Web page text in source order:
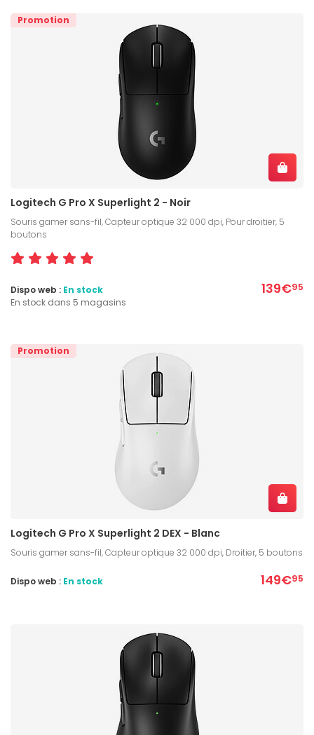
Promotion
Logitech G Pro X Superlight 2 - Noir
Souris gamer sans-fil, Capteur optique 32 000 dpi, Pour droitier, 5
boutons
139€95
Dispo web : En stock
En stock dans 5 magasins
Promotion
Logitech G Pro X Superlight 2 DEX - Blanc
Souris gamer sans-fil, Capteur optique 32 000 dpi, Droitier, 5 boutons
149€95
Dispo web : En stock